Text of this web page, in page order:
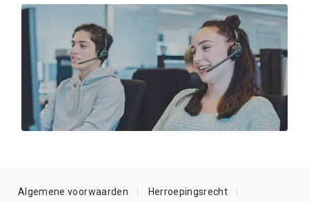
Algemene voorwaarden Herroepingsrecht